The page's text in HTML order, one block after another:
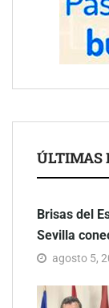
ÚLTIMAS
Brisas del
Sevilla
agosto 5,